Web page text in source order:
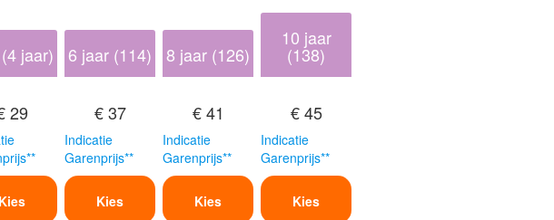
jaar)
29
Kies
6 jaar (114)
€ 37
Indicatie
Garenprijs**
Kies
8 jaar (126)
€ 41
Indicatie
Garenprijs**
Kies
10 jaar
(138)
€ 45
Indicatie
Garenprijs**
Kies